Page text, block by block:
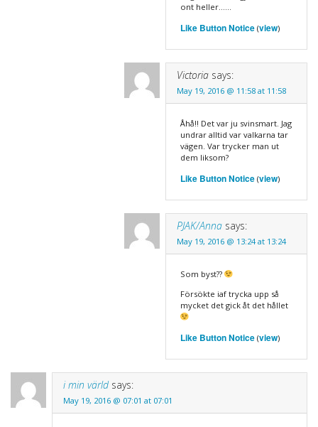
ont heller……
Like Button Notice(view)
Victoria says:
May 19, 2016 @ 11:58 at 11:58
Åhå!! Det var ju svinsmart. Jag
undrar alltid var valkarna tar
vägen. Var trycker man ut
dem liksom?
Like Button Notice(view)
PJAK/Anna says:
May 19, 2016 @ 13:24 at 13:24
Som byst??
Försökte iaf trycka upp så
mycket det gick åt det hållet
Like Button Notice(view)
i min värld says:
May 19, 2016 @ 07:01 at 07:01